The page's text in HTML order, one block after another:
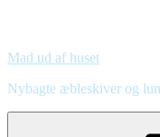
Mad ud af huset
Nybagte æbleskiver og